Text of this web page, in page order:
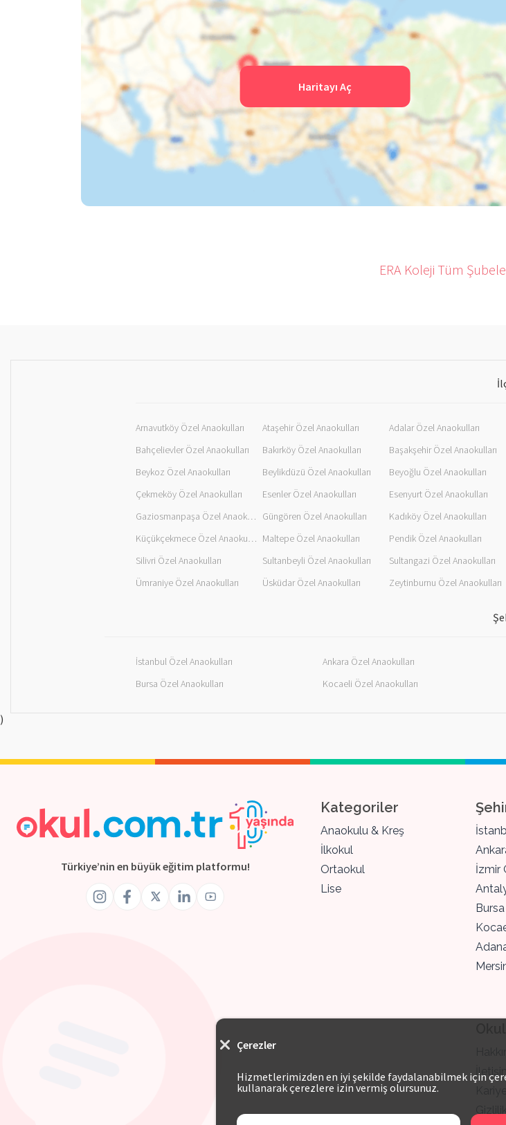
Her öğrencisinin keşfetme, öğrenme ve gelişme potansiyeline uygun eğitim veren kurum,
bilinçli bir şekilde büyüterek geleceğe hazırlamaktadır.
Haritayı Aç
ERA Koleji Tüm
Arnavutköy Özel Anaokulları Ataşehir Özel Anaokulları Adalar Özel Anaokulları
Bahçelievler Özel Anaokulları
Bakırköy Özel Anaokulları Başakşehir Özel Anaokulları
Beykoz Özel Anaokulları
Beylikdüzü Özel Anaokulları Beyoğlu Özel Anaokulları
Çekmeköy Özel Anaokulları
Esenler Özel Anaokulları Esenyurt Özel Anaokulları
Gaziosmanpaşa Özel Anaokulları
Güngören Özel Anaokulları Kadıköy Özel Anaokulları
Küçükçekmece Özel Anaokulları Maltepe Özel Anaokulları Pendik Özel Anaokulları
Silivri Özel Anaokulları
Sultanbeyli Özel Anaokulları Sultangazi Özel Anaokulları
Ümraniye Özel Anaokulları
Üsküdar Özel Anaokulları Zeytinburnu Özel Anaokulları
İstanbul Özel Anaokulları Ankara Özel Anaokulları
Bursa Özel Anaokulları
Kocaeli Özel Anaokulları
)
Türkiye’nin en büyük eğitim platformu!
Kategoriler
Anaokulu & Kreş
İlkokul
Ortaokul
Lise
İzmir
İletişim
Çerezler
Hizmetlerimizden en iyi şekilde faydalanabilmek için
kullanarak çerezlere izin vermiş olursunuz.